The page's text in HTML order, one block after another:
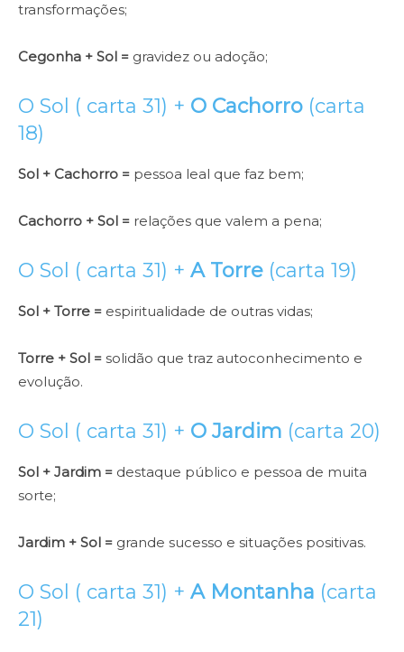
transformações;
Cegonha + Sol = gravidez ou adoção;
O Sol ( carta 31) + O Cachorro (carta
18)
Sol + Cachorro = pessoa leal que faz bem;
Cachorro + Sol = relações que valem a pena;
O Sol ( carta 31) + A Torre (carta 19)
Sol + Torre = espiritualidade de outras vidas;
Torre + Sol = solidão que traz autoconhecimento e
evolução.
O Sol ( carta 31) + O Jardim (carta 20)
Sol + Jardim = destaque público e pessoa de muita
sorte;
Jardim + Sol = grande sucesso e situações positivas.
O Sol ( carta 31) + A Montanha (carta
21)